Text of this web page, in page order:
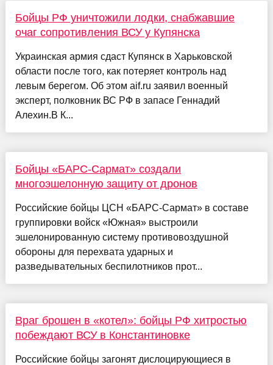
Бойцы РФ уничтожили лодки, снабжавшие
очаг сопротивления ВСУ у Купянска
Украинская армия сдаст Купянск в Харьковской
области после того, как потеряет контроль над
левым берегом. Об этом aif.ru заявил военный
эксперт, полковник ВС РФ в запасе Геннадий
Алехин.В К...
Бойцы «БАРС-Сармат» создали
многоэшелонную защиту от дронов
Российские бойцы ЦСН «БАРС-Сармат» в составе
группировки войск «Южная» выстроили
эшелонированную систему противовоздушной
обороны для перехвата ударных и
разведывательных беспилотников прот...
Враг брошен в «котел»: бойцы РФ хитростью
побеждают ВСУ в Константиновке
Российские бойцы загонят дислоцирующиеся в